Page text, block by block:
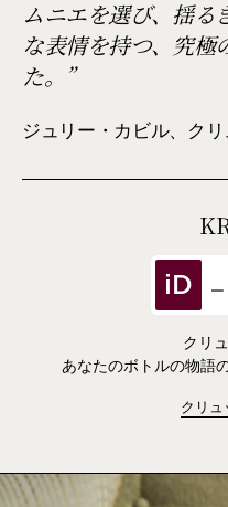
ムニエを選び、揺
な表情を持つ、究
た。
ジュリー・カビル、ク
iD
クリ
あなたのボトルの物語
クリュ